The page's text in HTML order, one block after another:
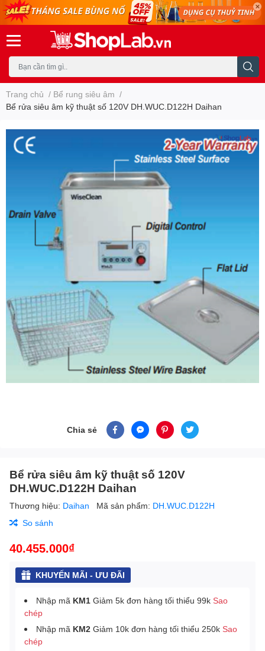
Trang chủ / Bể rung siêu âm /
Bể rửa siêu âm kỹ thuật số 120V DH.WUC.D122H Daihan
Chia sẻ
Bể rửa siêu âm kỹ thuật số 120V
DH.WUC.D122H Daihan
Thương hiệu: Daihan Mã sản phẩm: DH.WUC.D122H
So sánh
40.455.000₫
KHUYẾN MÃI - ƯU ĐÃI
Nhập mã KM1 Giảm 5k đơn hàng tối thiểu 99k Sao
chép
Nhập mã KM2 Giảm 10k đơn hàng tối thiểu 250k Sao
chép